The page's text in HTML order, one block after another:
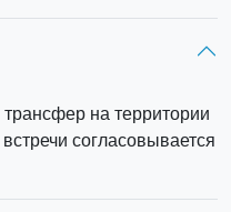
18:00
экскурсии:
на территории
согласовывается